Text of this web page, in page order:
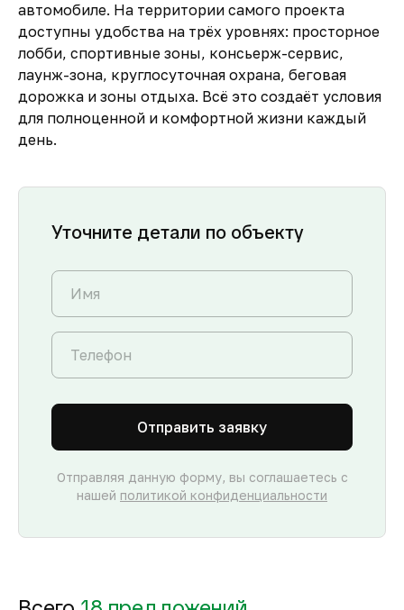
автомобиле. На территории самого проекта
доступны удобства на трёх уровнях: просторное
лобби, спортивные зоны, консьерж-сервис,
лаунж-зона, круглосуточная охрана, беговая
дорожка и зоны отдыха. Всё это создаёт условия
для полноценной и комфортной жизни каждый
день.
Уточните детали по объекту
Отправить заявку
Отправляя данную форму, вы соглашаетесь с
нашей политикой конфиденциальности